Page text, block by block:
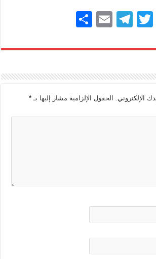
M
T
tt
T
e
a
m
E
ail
ar
الإلكتروني. الحقول الإلزامية مشار إليها بـ*